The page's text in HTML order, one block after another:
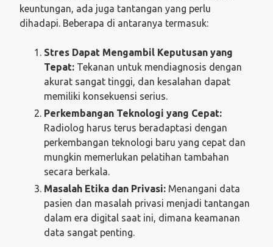
keuntungan, ada juga tantangan yang perlu
dihadapi. Beberapa di antaranya termasuk:
Stres Dapat Mengambil Keputusan yang
Tepat: Tekanan untuk mendiagnosis dengan
akurat sangat tinggi, dan kesalahan dapat
memiliki konsekuensi serius.
Perkembangan Teknologi yang Cepat:
Radiolog harus terus beradaptasi dengan
perkembangan teknologi baru yang cepat dan
mungkin memerlukan pelatihan tambahan
secara berkala.
Masalah Etika dan Privasi: Menangani data
pasien dan masalah privasi menjadi tantangan
dalam era digital saat ini, dimana keamanan
data sangat penting.